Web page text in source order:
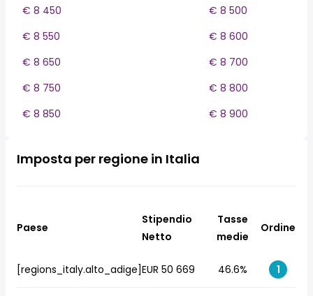
€ 8 450
€ 8 500
€ 8 550
€ 8 600
€ 8 650
€ 8 700
€ 8 750
€ 8 800
€ 8 850
€ 8 900
Imposta per regione in Italia
Paese
Stipendio
Netto
Tasse
medie
Ordine
[regions_italy.alto_adige]EUR 50 669 46.6% 1